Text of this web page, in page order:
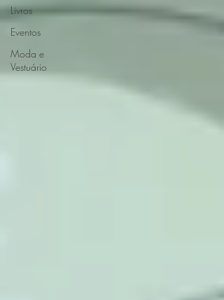
Livros
Eventos
Moda e
Vestuário